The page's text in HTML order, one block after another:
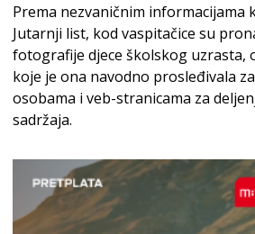
Prema nezvaničnim informacijama
Jutarnji list, kod vaspitačice su
fotografije djece školskog uzrasta,
koje je ona navodno prosleđivala
osobama i veb-stranicama za
sadržaja.